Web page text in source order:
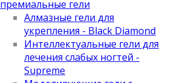
премиальные гели
Алмазные гели для
укрепления - Black Diamond
Интеллектуальные гели для
лечения слабых ногтей -
Supreme